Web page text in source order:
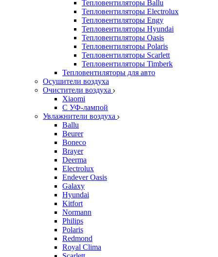
Тепловентиляторы Ballu
Тепловентиляторы Electrolux
Тепловентиляторы Engy
Тепловентиляторы Hyundai
Тепловентиляторы Oasis
Тепловентиляторы Polaris
Тепловентиляторы Scarlett
Тепловентиляторы Timberk
Тепловентиляторы для авто
Осушители воздуха
Очистители воздуха
Xiaomi
С УФ-лампой
Увлажнители воздуха
Ballu
Beurer
Boneco
Brayer
Deerma
Electrolux
Endever Oasis
Galaxy
Hyundai
Kitfort
Normann
Philips
Polaris
Redmond
Royal Clima